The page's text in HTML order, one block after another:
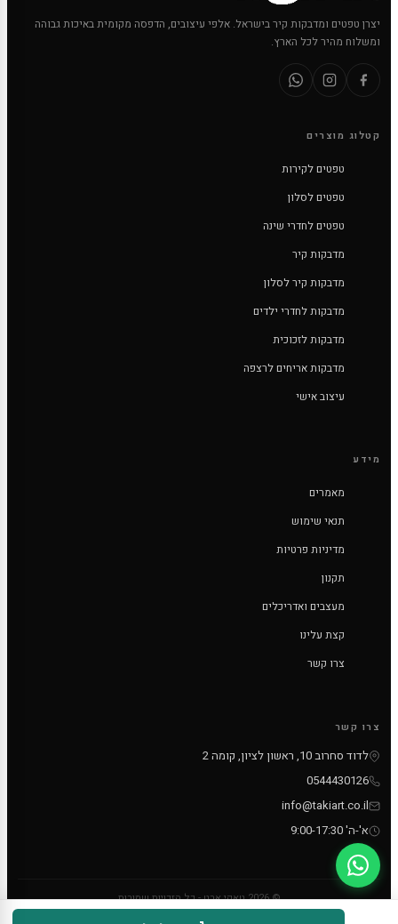
יצרן טפטים ומדבקות קיר בישראל. אלפי עיצובים, הדפסה מקומית באיכות גבוהה
ומשלוח מהיר לכל הארץ.
קטלוג מוצרים
טפטים לקירות
טפטים לסלון
טפטים לחדרי שינה
מדבקות קיר
מדבקות קיר לסלון
מדבקות לחדרי ילדים
מדבקות לזכוכית
מדבקות אריחים לרצפה
עיצוב אישי
מידע
מאמרים
תנאי שימוש
מדיניות פרטיות
תקנון
מעצבים ואדריכלים
קצת עלינו
צרו קשר
צרו קשר
לדוד סחרוב 10, ראשון לציון, קומה 2
0544430126
info@takiart.co.il
א'-ה' 9:00-17:30
© 2026 טאקי ארט - כל הזכויות שמורות